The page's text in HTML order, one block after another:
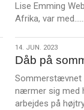
Lise Emming
Afrika, var med……
14.
jun.
2023
14. JUN. 2023
Dåb på
Sommerstævnet
nærmer sig med
arbejdes på